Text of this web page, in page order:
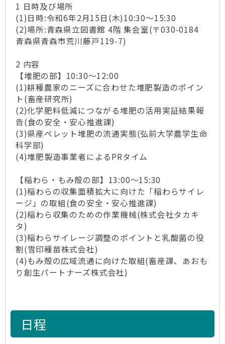
1 日時及び場所
(1)日時:令和6年2月15日(木)10:30～15:30
(2)場所:青森県立図書館 4階 集会室(〒030-0184
青森県青森市荒川藤戸119-7)
2 内容
【堆肥の部】10:30～12:00
(1)耕種農家のニーズに合わせた堆肥製造のポイン
ト(畜産研究所)
(2)化学肥料低減につながる堆肥の活用実証結果報
告(食の安全・安心推進課)
(3)県産ペレット堆肥の流通実態(弘前大学農学生命
科学部)
(4)堆肥製造事業者によるPRタイム
【稲わら・もみ殻の部】13:00～15:30
(1)稲わらの収集面積拡大に向けた「稲わらサイレ
ージ」の取組(食の安全・安心推進課)
(2)稲わら収集のための作業機械(株式会社タカキ
タ)
(3)稲わらサイレージ調整のポイントと乳酸菌の役
割(雪印種苗株式会社)
(4)もみ殻の広域流通に向けた取組(畜産課、あおも
り創生パートナーズ株式会社)
日程